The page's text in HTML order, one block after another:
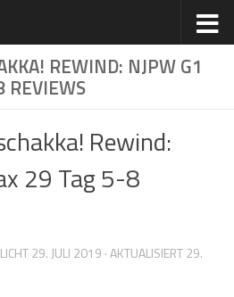
REWIND: NJPW G1
REVIEWS
Rewind:
29 Tag 5-8
29. JULI 2019 · AKTUALISIERT29.